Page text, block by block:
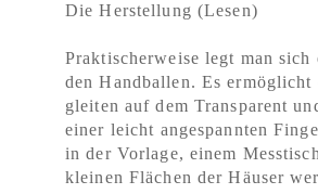
Die Herstellung (Lesen)
Praktischerweise legt man sich
den Handballen. Es ermöglicht
gleiten auf dem Transparent
einer leicht angespannten
in der Vorlage, einem
kleinen Flächen der Häuser